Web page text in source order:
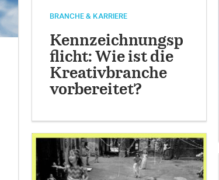
BRANCHE & KARRIERE
Kennzeichnungsp
flicht: Wie ist die
Kreativbranche
vorbereitet?